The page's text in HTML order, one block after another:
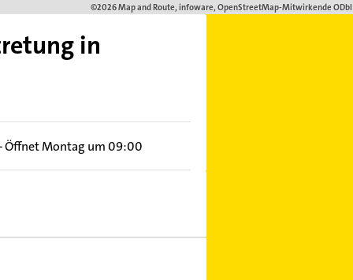
in
Öffnet Montag um 09:00